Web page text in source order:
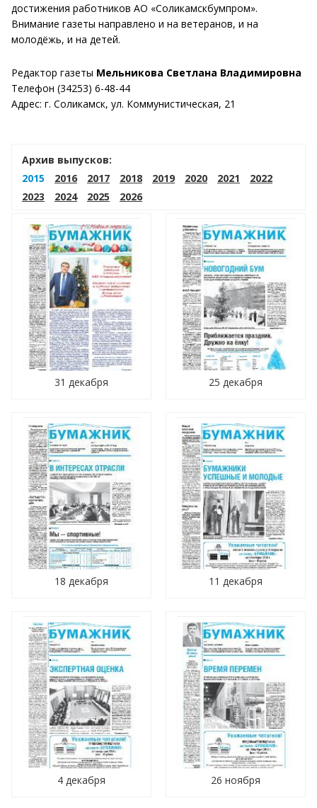
достижения работников АО «Соликамскбумпром».
Внимание газеты направлено и на ветеранов, и на
молодёжь, и на детей.
Редактор газеты Мельникова Светлана Владимировна
Телефон (34253) 6-48-44
Адрес: г. Соликамск, ул. Коммунистическая, 21
Архив выпусков:
2015
2016 2017 2018 2019 2020 2021
2022
2023
2024 2025 2026
31 декабря 25 декабря
18 декабря 11 декабря
4 декабря 26 ноября